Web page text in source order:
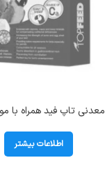
تاپ فید همراه با
اطلاعات بیشتر